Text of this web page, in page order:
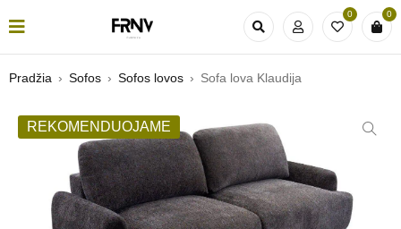
0 0
Pradžia › Sofos › Sofos lovos › Sofa lova Klaudija
REKOMENDUOJAME